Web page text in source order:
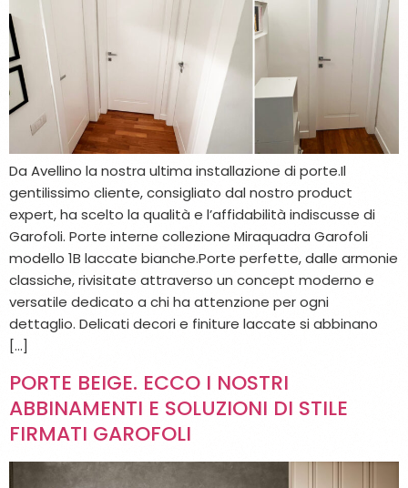
Da Avellino la nostra ultima installazione di porte.Il
gentilissimo cliente, consigliato dal nostro product
expert, ha scelto la qualità e l’affidabilità indiscusse di
Garofoli. Porte interne collezione Miraquadra Garofoli
modello 1B laccate bianche.Porte perfette, dalle armonie
classiche, rivisitate attraverso un concept moderno e
versatile dedicato a chi ha attenzione per ogni
dettaglio. Delicati decori e finiture laccate si abbinano
[…]
PORTE BEIGE. ECCO I NOSTRI
ABBINAMENTI E SOLUZIONI DI STILE
FIRMATI GAROFOLI